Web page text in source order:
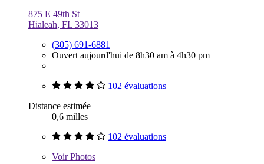
875 E 49th St
Hialeah, FL 33013
(305) 691-6881
Ouvert aujourd'hui de 8h30 am à 4h30 pm
102 évaluations
Distance estimée
0,6 milles
102 évaluations
VoirPhotos